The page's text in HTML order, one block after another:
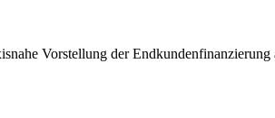
Vorstellung der